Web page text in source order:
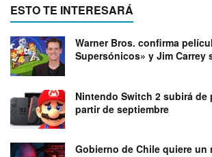
ESTO TE INTERESARÁ
Warner Bros. confirma
Supersónicos» y Jim Carrey
Nintendo Switch 2 subirá de
partir de septiembre
Gobierno de Chile quiere un